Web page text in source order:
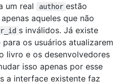
um real
author estão
aqueles que não
s inválidos. Já existe
os usuários atualizarem
livro e os desenvolvedores
isso apenas por esse
a interface existente faz